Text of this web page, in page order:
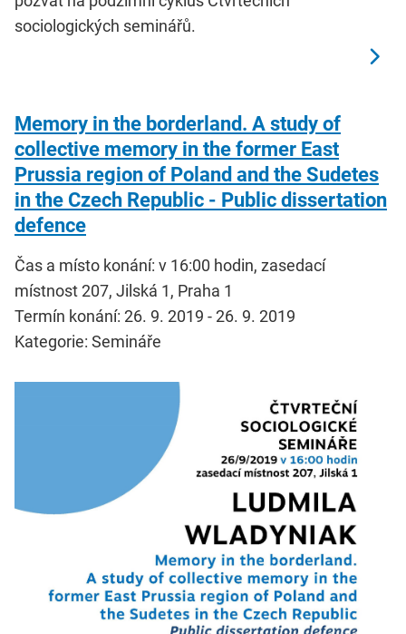
sociologických seminářů.
Memory in the borderland. A study of
collective memory in the former East
Prussia region of Poland and the Sudetes
in the Czech Republic - Public dissertation
defence
Čas a místo konání: v 16:00 hodin, zasedací
místnost 207, Jilská 1, Praha 1
Termín konání: 26. 9. 2019 - 26. 9. 2019
Kategorie: Semináře